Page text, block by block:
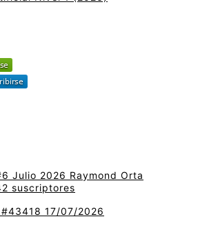
Julio 2026 Raymond Orta
suscriptores
17/07/2026